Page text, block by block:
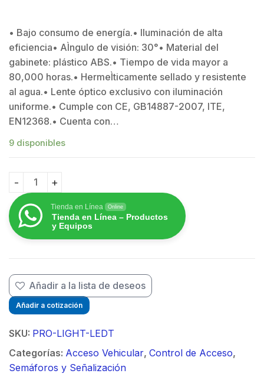
$
$
• Bajo consumo de energía.• Iluminación de alta
eficiencia• AÌngulo de visión: 30°• Material del
gabinete: plástico ABS.• Tiempo de vida mayor a
80,000 horas.• HermeÌticamente sellado y resistente
al agua.• Lente óptico exclusivo con iluminación
uniforme.• Cumple con CE, GB14887-2007, ITE,
EN12368.• Cuenta con…
9 disponibles
Semáforo de Señalización Rojo, Verde y Amarillo
Tienda en Línea Online
Tienda en Línea – Productos
y Equipos
Añadir a la lista de deseos
Añadir a cotización
SKU: PRO-LIGHT-LEDT
Categorías: Acceso Vehicular, Control de Acceso,
Semáforos y Señalización